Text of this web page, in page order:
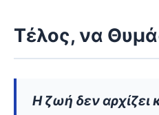
Τέλος, να
Η ζωή δεν αρχίζει